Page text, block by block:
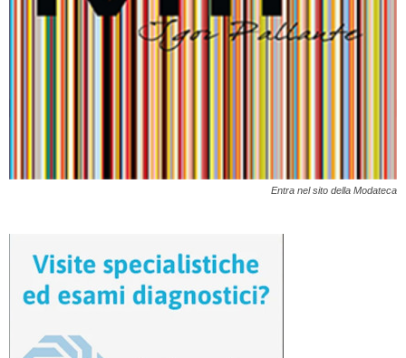
Entra nel sito della Modateca